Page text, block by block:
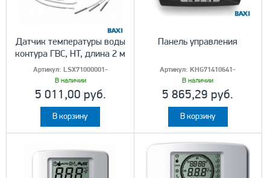
Датчик температуры воды
контура ГВС, HT, длина 2 м
Артикул: LSX71000001-
В наличии
5 011,00 руб.
В корзину
Панель управления
Артикул:KHG71410641-
В наличии
5 865,29 руб.
В корзину